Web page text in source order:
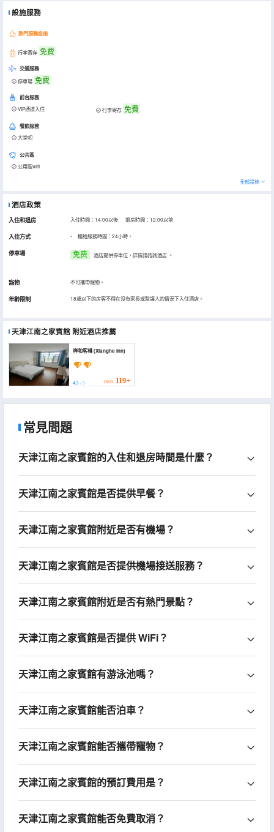
設施服務
熱門服務設施
行李寄存 免費
交通服務
停車場 免費
前台服務
VIP通道入住 行李寄存 免費
餐飲服務
大堂吧
公共區
公用區wifi
全部設施
酒店政策
入住和退房 入住時間：14:00以後 退房時間：12:00以前
入住方式 櫃枱服務時間：24小時。
停車場 免费 酒店提供停車位，詳情請諮詢酒店 。
寵物 不可攜帶寵物。
年齡限制 18歲以下的房客不得在沒有家長或監護人的情況下入住酒店。
天津江南之家賓館 附近酒店推薦
祥和客棧 (Xianghe Inn)
4.5 / 5 HKD 119+
常見問題
天津江南之家賓館的入住和退房時間是什麼？
天津江南之家賓館是否提供早餐？
天津江南之家賓館附近是否有機場？
天津江南之家賓館是否提供機場接送服務？
天津江南之家賓館附近是否有熱門景點？
天津江南之家賓館是否提供 WiFi？
天津江南之家賓館有游泳池嗎？
天津江南之家賓館能否泊車？
天津江南之家賓館能否攜帶寵物？
天津江南之家賓館的預訂費用是？
天津江南之家賓館能否免費取消？